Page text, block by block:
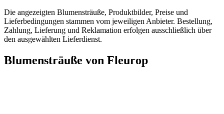
Die angezeigten Blumensträuße, Produktbilder, Preise und
Lieferbedingungen stammen vom jeweiligen Anbieter. Bestellung,
Zahlung, Lieferung und Reklamation erfolgen ausschließlich über
den ausgewählten Lieferdienst.
Blumensträuße von Fleurop